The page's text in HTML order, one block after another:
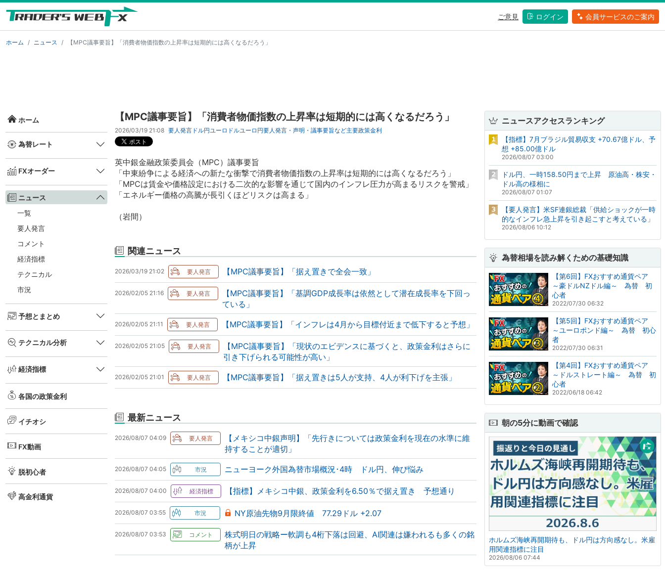
ご意見 ログイン 会員サービスのご案内
ホーム ニュース 【MPC議事要旨】「消費者物価指数の上昇率は短期的には高くなるだろう」
ホーム
為替レート
FXオーダー
ニュース
一覧
要人発言
コメント
経済指標
テクニカル
市況
予想とまとめ
テクニカル分析
経済指標
各国の政策金利
イチオシ
FX動画
脱初心者
高金利通貨
【MPC議事要旨】「消費者物価指数の上昇率は短期的には高くなるだろう」
2026/03/19 21:08 要人発言 ドル円ユーロドルユーロ円要人発言・声明・議事要旨など主要政策金利
英中銀金融政策委員会（MPC）議事要旨
「中東紛争による経済への新たな衝撃で消費者物価指数の上昇率は短期的には高くなるだろう」
「MPCは賃金や価格設定における二次的な影響を通じて国内のインフレ圧力が高まるリスクを警戒」
「エネルギー価格の高騰が長引くほどリスクは高まる」
（岩間）
関連ニュース
2026/03/19 21:02 【MPC議事要旨】「据え置きで全会一致」
2026/02/05 21:16
【MPC議事要旨】「基調GDP成長率は依然として潜在成長率を下回っ
ている」
2026/02/05 21:11 【MPC議事要旨】「インフレは4月から目標付近まで低下すると予想」
2026/02/05 21:05
【MPC議事要旨】「現状のエビデンスに基づくと、政策金利はさらに
引き下げられる可能性が高い」
2026/02/05 21:01 【MPC議事要旨】「据え置きは5人が支持、4人が利下げを主張」
最新ニュース
2026/08/07 04:09
【メキシコ中銀声明】「先行きについては政策金利を現在の水準に維
持することが適切」
2026/08/07 04:05 ニューヨーク外国為替市場概況･4時 ドル円、伸び悩み
2026/08/07 04:00 【指標】メキシコ中銀、政策金利を6.50％で据え置き 予想通り
2026/08/07 03:55 NY原油先物9月限終値 77.29ドル +2.07
2026/08/07 03:53
株式明日の戦略ー軟調も4桁下落は回避、AI関連は嫌われるも多くの銘
柄が上昇
ニュースアクセスランキング
【指標】7月ブラジル貿易収支 +70.67億ドル、予
想 +85.00億ドル
2026/08/07 03:00
ドル円、一時158.50円まで上昇 原油高・株安・
ドル高の様相に
2026/08/07 01:07
【要人発言】米SF連銀総裁「供給ショックが一時
的なインフレ急上昇を引き起こすと考えている」
2026/08/06 10:12
為替相場を読み解くための基礎知識
【第6回】FXおすすめ通貨ペア
～豪ドルNZドル編～ 為替 初
心者
2022/07/30 06:32
【第5回】FXおすすめ通貨ペア
～ユーロポンド編～ 為替 初心
者
2022/07/30 06:31
【第4回】FXおすすめ通貨ペア
～ドルストレート編～ 為替 初
心者
2022/06/18 06:42
朝の5分に動画で確認
ホルムズ海峡再開期待も、ドル円は方向感なし。米雇
用関連指標に注目
2026/08/06 07:44